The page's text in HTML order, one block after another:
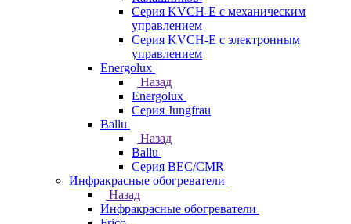
Серия KVCH-E с механическим
управлением
Серия KVCH-E с электронным
управлением
Energolux
Назад
Energolux
Серия Jungfrau
Ballu
Назад
Ballu
Серия BEC/CMR
Инфракрасные обогреватели
Назад
Инфракрасные обогреватели